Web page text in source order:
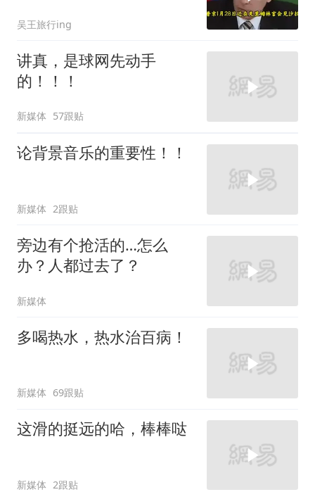
吴王旅行ing
讲真，是球网先动手
的！！！
新媒体 57跟贴
论背景音乐的重要性！！
新媒体 2跟贴
旁边有个抢活的…怎么
办？人都过去了？
新媒体
多喝热水，热水治百病！
新媒体 69跟贴
这滑的挺远的哈，棒棒哒
新媒体 2跟贴